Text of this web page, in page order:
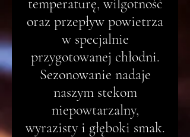
temperaturę, wilgotność
oraz przepływ powietrza
w specjalnie
przygotowanej chłodni.
Sezonowanie nadaje
naszym stekom
niepowtarzalny,
wyrazisty i głęboki smak.